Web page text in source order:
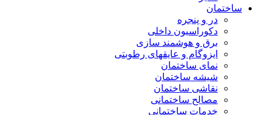
ساختمان
در و پنجره
دکوراسیون داخلی
برق و هوشمند سازی
ایزوگام و عایقهای رطوبتی
نمای ساختمان
شیشه ساختمان
نقاشی ساختمان
مصالح ساختمانی
خدمات ساختمانی